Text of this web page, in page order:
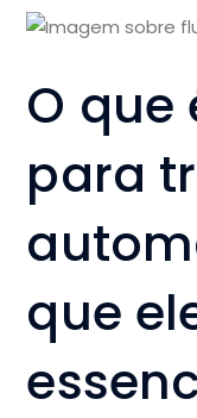
O que
para
que